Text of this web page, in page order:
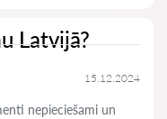
Latvijā?
15.12.2024
nepieciešami un